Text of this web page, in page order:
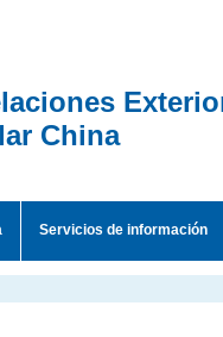
China
Servicios de información